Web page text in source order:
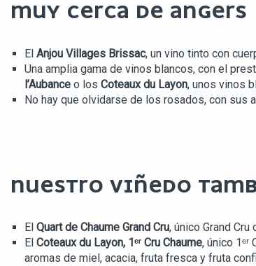
MUY CERCA DE ANGERS
El Anjou Villages Brissac, un vino tinto con
Una amplia gama de vinos blancos, con el
l’Aubance o los Coteaux du Layon, unos vinos
No hay que olvidarse de los rosados, con sus
NUESTRO VIÑEDO
El Quart de Chaume Grand Cru, único Grand
El Coteaux du Layon, 1ᵉʳ Cru Chaume, único
aromas de miel, acacia, fruta fresca y fruta